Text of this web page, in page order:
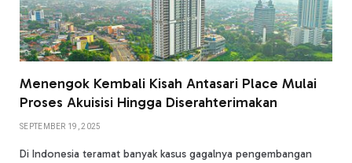
Menengok Kembali Kisah Antasari Place Mulai
Proses Akuisisi Hingga Diserahterimakan
SEPTEMBER 19, 2025
Di Indonesia teramat banyak kasus gagalnya pengembangan